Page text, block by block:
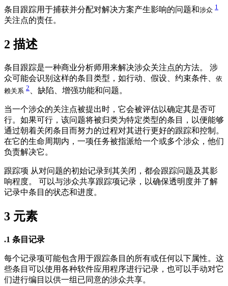
条目跟踪用于捕获并分配对解决方案产生影响的问题和涉众 1
关注点的责任。
2 描述
条目跟踪是一种商业分析师用来解决涉众关注点的方法。 涉
众可能会识别这样的条目类型，如行动、假设、约束条件、 依
赖关系 2 、缺陷、增强功能和问题。
当一个涉众的关注点被提出时，它会被评估以确定其是否可
行。如果可行，该问题将被归类为特定类型的条目，以便能够
通过朝着关闭条目而努力的过程对其进行更好的跟踪和控制。
在它的生命周期内，一项任务被指派给一个或多个涉众，他们
负责解决它。
跟踪项 从对问题的初始记录到其关闭，都会跟踪问题及其影
响程度。 可以与涉众共享跟踪项记录，以确保透明度并了解
记录中条目的状态和进度。
3 元素
.1 条目记录
每个记录项可能包含用于跟踪条目的所有或任何以下属性。这
些条目可以使用各种软件应用程序进行记录，也可以手动对它
们进行编目以供一组已同意的涉众共享。